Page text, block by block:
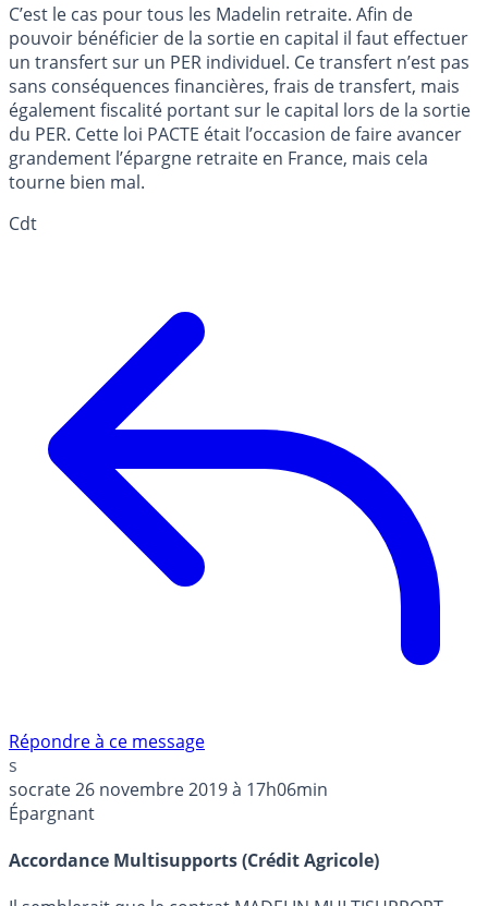
C’est le cas pour tous les Madelin retraite. Afin de
pouvoir bénéficier de la sortie en capital il faut effectuer
un transfert sur un PER individuel. Ce transfert n’est pas
sans conséquences financières, frais de transfert, mais
également fiscalité portant sur le capital lors de la sortie
du PER. Cette loi PACTE était l’occasion de faire avancer
grandement l’épargne retraite en France, mais cela
tourne bien mal.
Cdt
Répondre à ce message
s
socrate26 novembre 2019 à 17h06min
Épargnant
Accordance Multisupports (Crédit Agricole)